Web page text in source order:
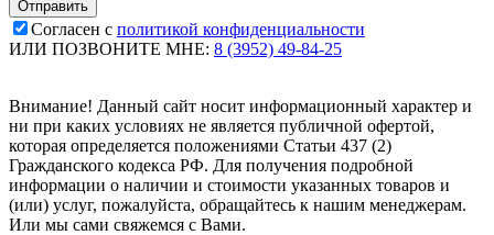
Согласен с политикой конфиденциальности
ИЛИ ПОЗВОНИТЕ МНЕ: 8 (3952) 49-84-25
Внимание! Данный сайт носит информационный характер и
ни при каких условиях не является публичной офертой,
которая определяется положениями Статьи 437 (2)
Гражданского кодекса РФ. Для получения подробной
информации о наличии и стоимости указанных товаров и
(или) услуг, пожалуйста, обращайтесь к нашим менеджерам.
Или мы сами свяжемся с Вами.